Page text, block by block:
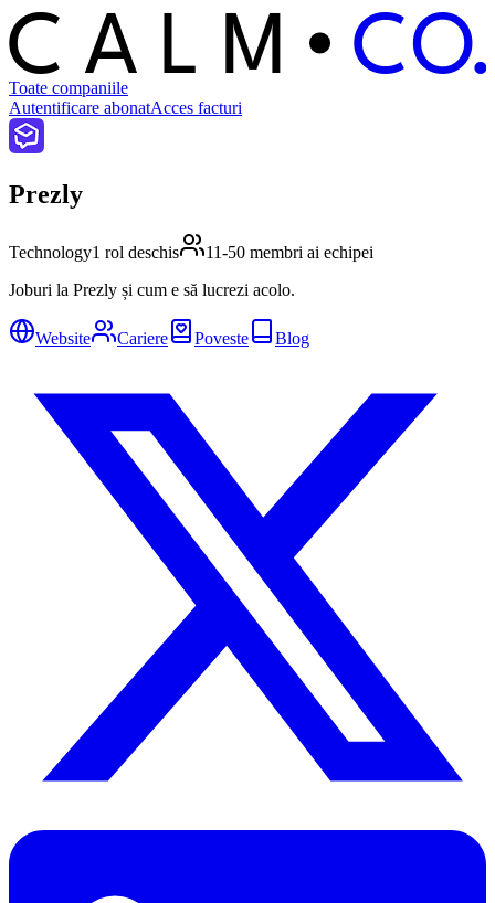
C ALM C O.
Toate companiile
Autentificare abonatAcces facturi
Prezly
Technology1 rol deschis
11-50 membri ai echipei
Joburi la Prezly și cum e să lucrezi acolo.
Website Cariere Poveste Blog